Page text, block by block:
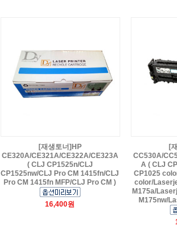
[재생토너]HP
CE320A/CE321A/CE322A/CE323A
( CLJ CP1525n/CLJ
CP1525nw/CLJ Pro CM 1415fn/CLJ
Pro CM 1415fn MFP/CLJ Pro CM )
16,400원
[
CC530A/
A ( CLJ
CP1025
color/
M175a/
M175nw/